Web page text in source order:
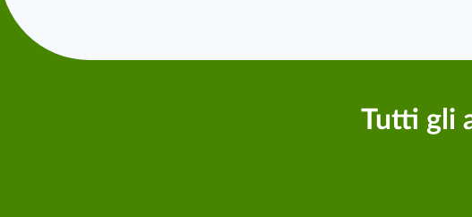
Tutti gli